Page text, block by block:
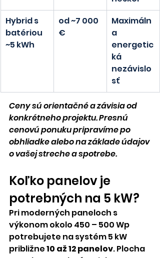
Hybrid s
batériou
~5 kWh
od ~7 000
€
Maximáln
a
energetic
ká
nezávislo
sť
Ceny sú orientačné a závisia od
konkrétneho projektu. Presnú
cenovú ponuku pripravíme po
obhliadke alebo na základe údajov
o vašej streche a spotrebe.
Koľko panelov je
potrebných na 5 kW?
Pri moderných paneloch s
výkonom okolo 450 – 500 Wp
potrebujete na systém 5 kW
približne 10 až 12 panelov. Plocha